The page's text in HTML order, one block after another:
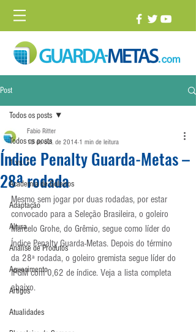
Post
Todos os posts
1 vs. 1
Academia de Goleiros
Adaptação
Altura
Análise de Produtos
Aquecimento
Artigos
Atualidades
Todos os posts
Índice Penalty Guarda-Metas –
28ª rodada
Fabio Ritter
13 de out. de 2014 1 min de leitura
Mesmo sem jogar por duas rodadas, por estar
convocado para a Seleção Brasileira, o goleiro
Marcelo Grohe, do Grêmio, segue como líder do
Índice Penalty Guarda-Metas. Depois do término
da 28ª rodada, o goleiro gremista segue líder do
IPGM com 0,62 de índice. Veja a lista completa
abaixo.